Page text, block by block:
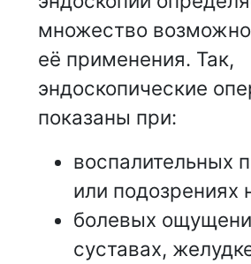
множество
её применения. Так,
эндоскопические
показаны при:
воспалительных
или подозрениях
болевых
суставах,